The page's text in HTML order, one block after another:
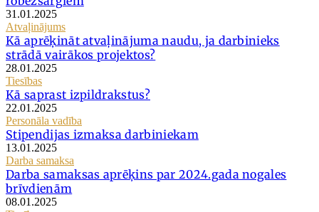
31.01.2025
Atvaļinājums
Kā aprēķināt atvaļinājuma naudu, ja darbinieks
strādā vairākos projektos?
28.01.2025
Tiesības
Kā saprast izpildrakstus?
22.01.2025
Personāla vadība
Stipendijas izmaksa darbiniekam
13.01.2025
Darba samaksa
Darba samaksas aprēķins par 2024.gada nogales
brīvdienām
08.01.2025